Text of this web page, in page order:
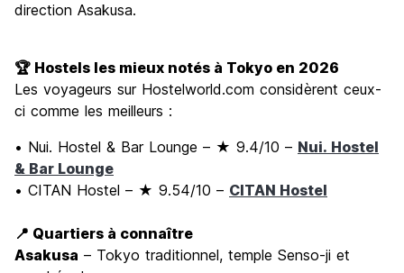
direction Asakusa.
🏆 Hostels les mieux notés à Tokyo en 2026
Les voyageurs sur Hostelworld.com considèrent ceux-
ci comme les meilleurs :
• Nui. Hostel & Bar Lounge – ★ 9.4/10 – Nui. Hostel
& Bar Lounge
• CITAN Hostel – ★ 9.54/10 – CITAN Hostel
📍 Quartiers à connaître
Asakusa – Tokyo traditionnel, temple Senso-ji et